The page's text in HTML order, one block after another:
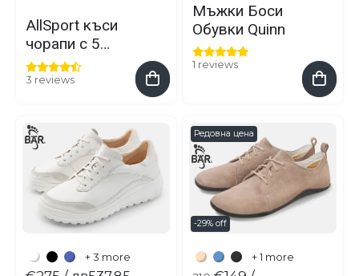
AllSport къси
чорапи с 5
пръста
3 reviews
Мъжки Боси
Обувки Quinn
1 reviews
+ 3 more
Редовна цена
-29% off
+ 1 more